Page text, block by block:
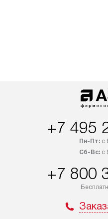
+7 495
Пн-Пт:с
Сб-Вс:с
+7 800